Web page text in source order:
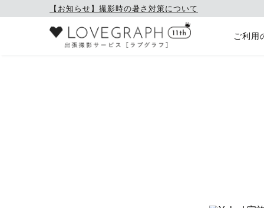
【お知らせ】撮影時の暑さ対策について
ご利用